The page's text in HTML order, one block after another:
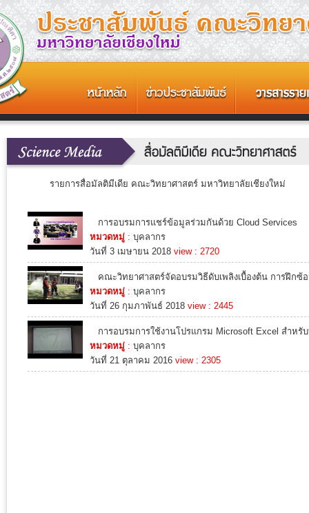
รายการสื่อมัลติมีเดีย คณะวิทยาศาสตร์ มหาวิทยาลัยเชียงใหม่
การอบรมการแชร์ข้อมูลร่วมกันด้วย Cloud Services
หมวดหมู่ : บุคลากร
วันที่ 3 เมษายน 2018 view : 2720
คณะวิทยาศาสตร์จัดอบรมวิธีดับเพลิงเบื้องต้น การฝึกซ้
หมวดหมู่ : บุคลากร
วันที่ 26 กุมภาพันธ์ 2018 view : 2445
การอบรมการใช้งานโปรแกรม Microsoft Excel สำห
หมวดหมู่ : บุคลากร
วันที่ 21 ตุลาคม 2016 view : 2305